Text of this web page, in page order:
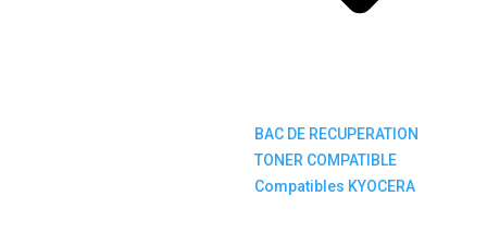
BAC DE RECUPERATION
TONER COMPATIBLE
Compatibles KYOCERA